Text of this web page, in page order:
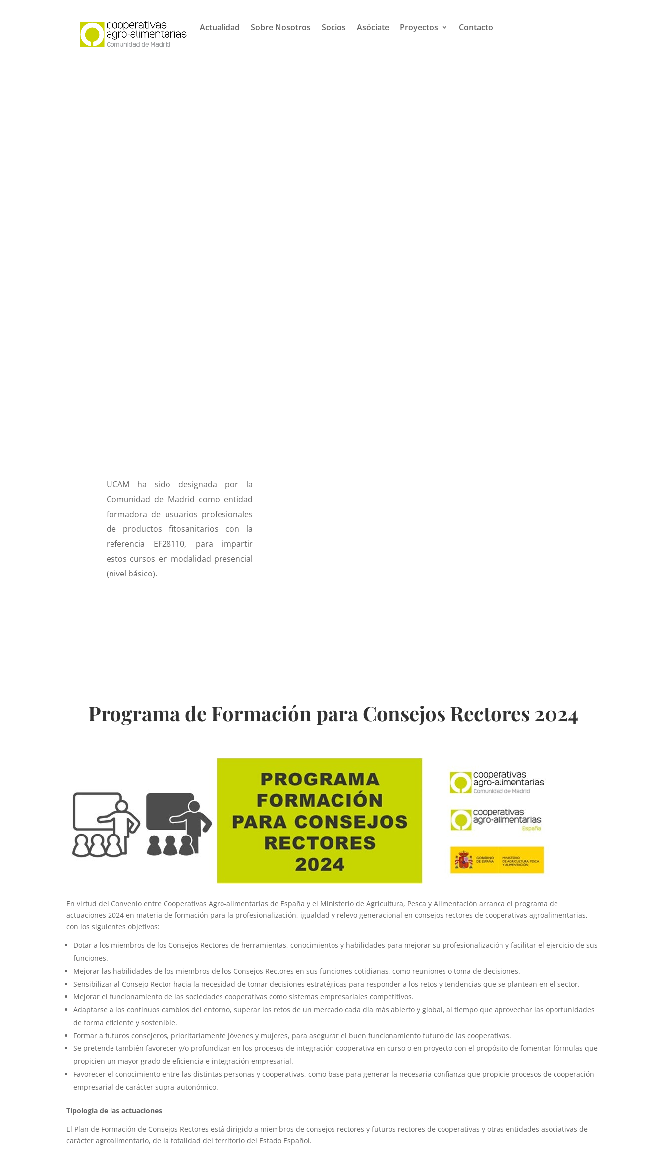
Actualidad Sobre Nosotros Socios Asóciate Proyectos Contacto
UCAM ha sido designada por la
Comunidad de Madrid como entidad
formadora de usuarios profesionales
de productos fitosanitarios con la
referencia EF28110, para impartir
estos cursos en modalidad presencial
(nivel básico).
Programa de Formación para Consejos Rectores 2024
En virtud del Convenio entre Cooperativas Agro-alimentarias de España y el Ministerio de Agricultura, Pesca y Alimentación arranca el programa de
actuaciones 2024 en materia de formación para la profesionalización, igualdad y relevo generacional en consejos rectores de cooperativas agroalimentarias,
con los siguientes objetivos:
Dotar a los miembros de los Consejos Rectores de herramientas, conocimientos y habilidades para mejorar su profesionalización y facilitar el ejercicio de sus
funciones.
Mejorar las habilidades de los miembros de los Consejos Rectores en sus funciones cotidianas, como reuniones o toma de decisiones.
Sensibilizar al Consejo Rector hacia la necesidad de tomar decisiones estratégicas para responder a los retos y tendencias que se plantean en el sector.
Mejorar el funcionamiento de las sociedades cooperativas como sistemas empresariales competitivos.
Adaptarse a los continuos cambios del entorno, superar los retos de un mercado cada día más abierto y global, al tiempo que aprovechar las oportunidades
de forma eficiente y sostenible.
Formar a futuros consejeros, prioritariamente jóvenes y mujeres, para asegurar el buen funcionamiento futuro de las cooperativas.
Se pretende también favorecer y/o profundizar en los procesos de integración cooperativa en curso o en proyecto con el propósito de fomentar fórmulas que
propicien un mayor grado de eficiencia e integración empresarial.
Favorecer el conocimiento entre las distintas personas y cooperativas, como base para generar la necesaria confianza que propicie procesos de cooperación
empresarial de carácter supra-autonómico.
Tipología de las actuaciones
El Plan de Formación de Consejos Rectores está dirigido a miembros de consejos rectores y futuros rectores de cooperativas y otras entidades asociativas de
carácter agroalimentario, de la totalidad del territorio del Estado Español.